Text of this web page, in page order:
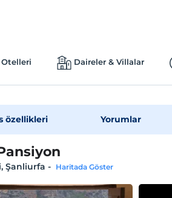
Daireler & Villalar
özellikleri Yorumlar
Şanliurfa - Haritada Göster